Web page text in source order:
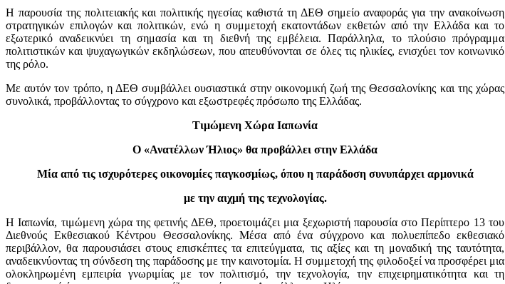
Η παρουσία της πολιτειακής και πολιτικής ηγεσίας καθιστά τη ΔΕΘ σημείο αναφοράς για την ανακοίνωση
στρατηγικών επιλογών και πολιτικών, ενώ η συμμετοχή εκατοντάδων εκθετών από την Ελλάδα και το
εξωτερικό αναδεικνύει τη σημασία και τη διεθνή της εμβέλεια. Παράλληλα, το πλούσιο πρόγραμμα
πολιτιστικών και ψυχαγωγικών εκδηλώσεων, που απευθύνονται σε όλες τις ηλικίες, ενισχύει τον κοινωνικό
της ρόλο.
Με αυτόν τον τρόπο, η ΔΕΘ συμβάλλει ουσιαστικά στην οικονομική ζωή της Θεσσαλονίκης και της χώρας
συνολικά, προβάλλοντας το σύγχρονο και εξωστρεφές πρόσωπο της Ελλάδας.
Τιμώμενη Χώρα Ιαπωνία
Ο «Ανατέλλων Ήλιος» θα προβάλλει στην Ελλάδα
Μία από τις ισχυρότερες οικονομίες παγκοσμίως, όπου η παράδοση συνυπάρχει αρμονικά
με την αιχμή της τεχνολογίας.
Η Ιαπωνία, τιμώμενη χώρα της φετινής ΔΕΘ, προετοιμάζει μια ξεχωριστή παρουσία στο Περίπτερο 13 του
Διεθνούς Εκθεσιακού Κέντρου Θεσσαλονίκης. Μέσα από ένα σύγχρονο και πολυεπίπεδο εκθεσιακό
περιβάλλον, θα παρουσιάσει στους επισκέπτες τα επιτεύγματα, τις αξίες και τη μοναδική της ταυτότητα,
αναδεικνύοντας τη σύνδεση της παράδοσης με την καινοτομία. Η συμμετοχή της φιλοδοξεί να προσφέρει μια
ολοκληρωμένη εμπειρία γνωριμίας με τον πολιτισμό, την τεχνολογία, την επιχειρηματικότητα και τη